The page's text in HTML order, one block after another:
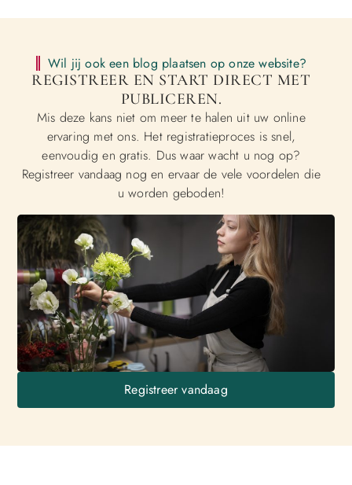
Wil jij ook een blog plaatsen op onze website?
REGISTREER EN START DIRECT MET
PUBLICEREN.
Mis deze kans niet om meer te halen uit uw online
ervaring met ons. Het registratieproces is snel,
eenvoudig en gratis. Dus waar wacht u nog op?
Registreer vandaag nog en ervaar de vele voordelen die
u worden geboden!
Registreer vandaag